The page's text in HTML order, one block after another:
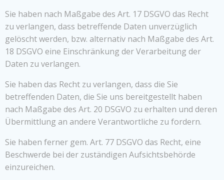
Sie haben nach Maßgabe des Art. 17 DSGVO das Recht
zu verlangen, dass betreffende Daten unverzüglich
gelöscht werden, bzw. alternativ nach Maßgabe des Art.
18 DSGVO eine Einschränkung der Verarbeitung der
Daten zu verlangen.
Sie haben das Recht zu verlangen, dass die Sie
betreffenden Daten, die Sie uns bereitgestellt haben
nach Maßgabe des Art. 20 DSGVO zu erhalten und deren
Übermittlung an andere Verantwortliche zu fordern.
Sie haben ferner gem. Art. 77 DSGVO das Recht, eine
Beschwerde bei der zuständigen Aufsichtsbehörde
einzureichen.